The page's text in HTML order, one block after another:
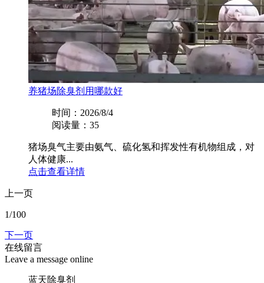
养猪场除臭剂用哪款好
时间：2026/8/4
阅读量：35
猪场臭气主要由氨气、硫化氢和挥发性有机物组成，对
人体健康...
点击查看详情
上一页
1/100
下一页
在线留言
Leave a message online
蓝天除臭剂